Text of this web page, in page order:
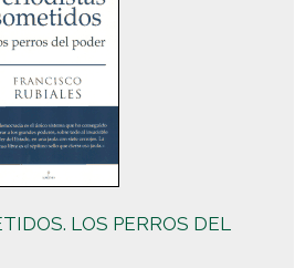
LOS PERROS DEL